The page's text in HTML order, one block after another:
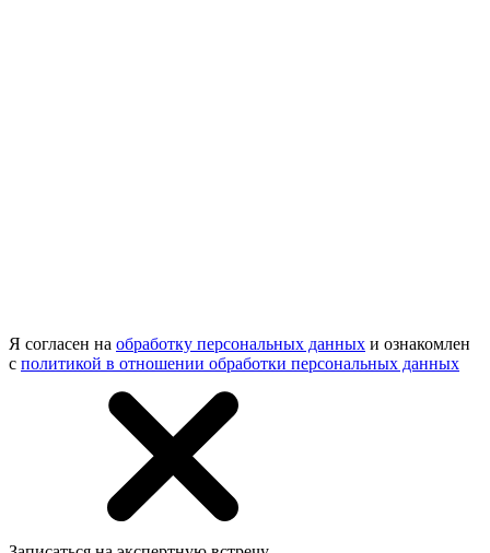
Я согласен на обработку персональных данных и ознакомлен
с политикой в отношении обработки персональных данных